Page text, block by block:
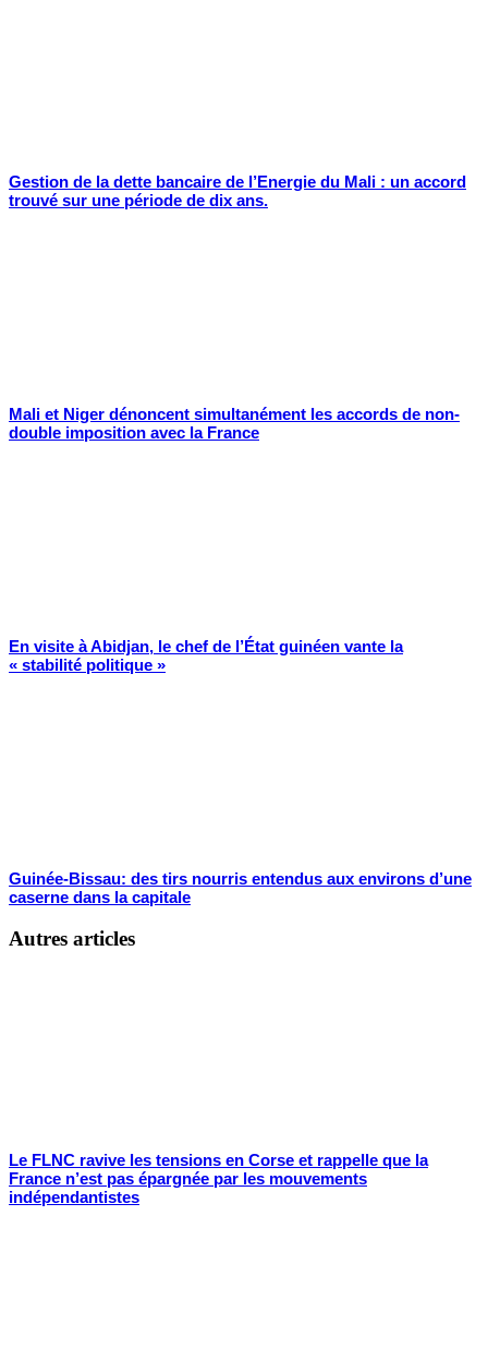
Gestion de la dette bancaire de l’Energie du Mali : un accord
trouvé sur une période de dix ans.
Mali et Niger dénoncent simultanément les accords de non-
double imposition avec la France
En visite à Abidjan, le chef de l’État guinéen vante la
« stabilité politique »
Guinée-Bissau: des tirs nourris entendus aux environs d’une
caserne dans la capitale
Autres articles
Le FLNC ravive les tensions en Corse et rappelle que la
France n’est pas épargnée par les mouvements
indépendantistes